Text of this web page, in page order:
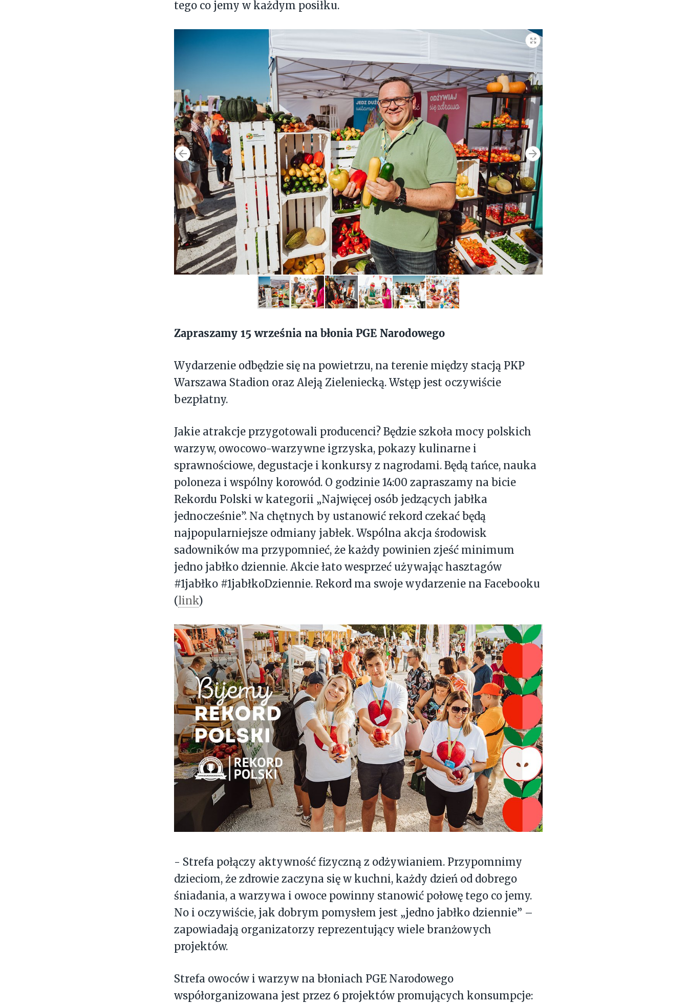
tego co jemy w każdym posiłku.
Zapraszamy 15 września na błonia PGE Narodowego
Wydarzenie odbędzie się na powietrzu, na terenie między stacją PKP
Warszawa Stadion oraz Aleją Zieleniecką. Wstęp jest oczywiście
bezpłatny.
Jakie atrakcje przygotowali producenci? Będzie szkoła mocy polskich
warzyw, owocowo-warzywne igrzyska, pokazy kulinarne i
sprawnościowe, degustacje i konkursy z nagrodami. Będą tańce, nauka
poloneza i wspólny korowód. O godzinie 14:00 zapraszamy na bicie
Rekordu Polski w kategorii „Najwięcej osób jedzących jabłka
jednocześnie”. Na chętnych by ustanowić rekord czekać będą
najpopularniejsze odmiany jabłek. Wspólna akcja środowisk
sadowników ma przypomnieć, że każdy powinien zjeść minimum
jedno jabłko dziennie. Akcie łato wesprzeć używając hasztagów
#1jabłko #1jabłkoDziennie. Rekord ma swoje wydarzenie na Facebooku
(link)
- Strefa połączy aktywność fizyczną z odżywianiem. Przypomnimy
dzieciom, że zdrowie zaczyna się w kuchni, każdy dzień od dobrego
śniadania, a warzywa i owoce powinny stanowić połowę tego co jemy.
No i oczywiście, jak dobrym pomysłem jest „jedno jabłko dziennie” –
zapowiadają organizatorzy reprezentujący wiele branżowych
projektów.
Strefa owoców i warzyw na błoniach PGE Narodowego
współorganizowana jest przez 6 projektów promujących konsumpcje: